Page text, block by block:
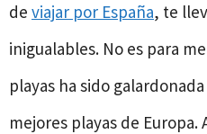
de viajar por España, te
inigualables. No es para
playas ha sido
mejores playas de